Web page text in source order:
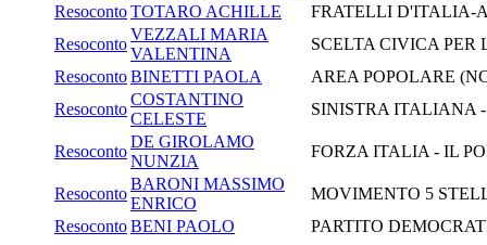
ResocontoTOTARO ACHILLE
FRATELLI D'ITALIA-
Resoconto
VEZZALI MARIA
VALENTINA
SCELTA CIVICA PER
ResocontoBINETTI PAOLA
AREA POPOLARE
Resoconto
COSTANTINO
CELESTE
SINISTRA ITALIANA
Resoconto
DE GIROLAMO
NUNZIA
FORZA ITALIA - IL
Resoconto
BARONI MASSIMO
ENRICO
MOVIMENTO 5
ResocontoBENI PAOLO PARTITO